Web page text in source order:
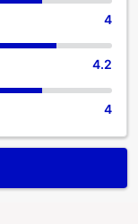
4
4.2
4